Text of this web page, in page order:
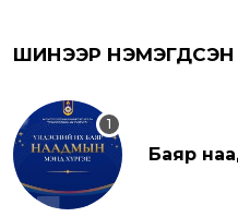
ШИНЭЭР НЭМЭГДСЭН
Баяр